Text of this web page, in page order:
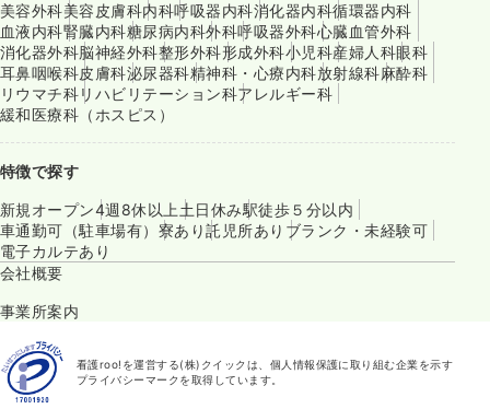
美容外科美容皮膚科内科呼吸器内科消化器内科循環器内科
血液内科腎臓内科糖尿病内科外科呼吸器外科心臓血管外科
消化器外科脳神経外科整形外科形成外科小児科産婦人科眼科
耳鼻咽喉科皮膚科泌尿器科精神科・心療内科放射線科麻酔科
リウマチ科リハビリテーション科アレルギー科
緩和医療科（ホスピス）
特徴で探す
新規オープン4週8休以上 土日休み駅徒歩５分以内
車通勤可（駐車場有） 寮あり託児所あり ブランク・未経験可
電子カルテあり
会社概要
事業所案内
看護roo!を運営する(株)クイックは、個人情報保護に取り組む企業を示す
プライバシーマークを取得しています。